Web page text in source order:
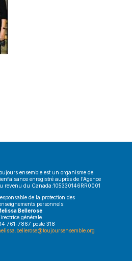
ensemble est un organisme de
enregistré auprès de l’Agence
revenu du Canada:105330146RR0001
de la protection des
personnels:
Bellerose
générale
761-7867 poste 318